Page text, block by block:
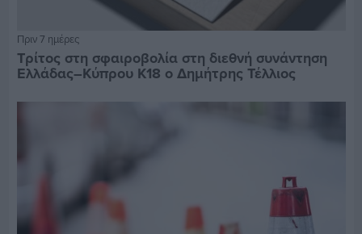
Πριν 7 ημέρες
Τρίτος στη σφαιροβολία στη διεθνή συνάντηση
Ελλάδας–Κύπρου Κ18 ο Δημήτρης Τέλλιος